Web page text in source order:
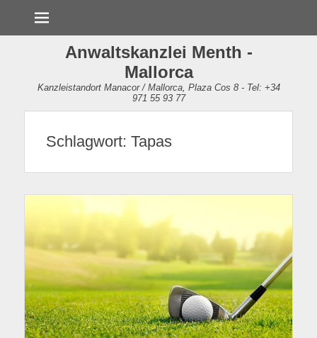
Anwaltskanzlei Menth -
Mallorca
Kanzleistandort Manacor / Mallorca, Plaza Cos 8 - Tel: +34
971 55 93 77
Schlagwort: Tapas